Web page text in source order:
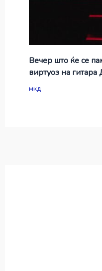
Вечер што ќе се
виртуоз на гитара
мкд